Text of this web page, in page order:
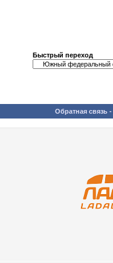
Быстрый переход
Обратная связь -